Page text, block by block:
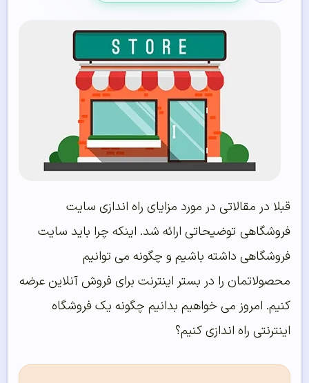
قبلا در مقالاتی در مورد مزایای راه اندازی سایت
فروشگاهی توضیحاتی ارائه شد. اینکه چرا باید سایت
فروشگاهی داشته باشیم و چگونه می توانیم
محصولاتمان را در بستر اینترنت برای فروش آنلاین عرضه
کنیم. امروز می خواهیم بدانیم چگونه یک فروشگاه
اینترنتی راه اندازی کنیم؟